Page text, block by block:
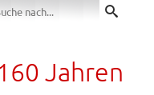
Jahren